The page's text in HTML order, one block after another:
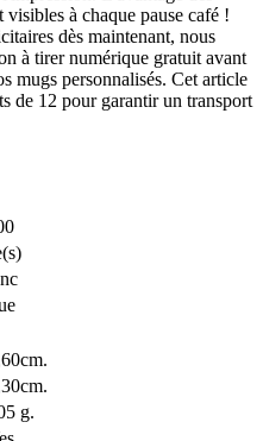
à chaque pause café !
dès maintenant, nous
à tirer numérique gratuit avant
mugs personnalisés. Cet article
de 12 pour garantir un transport
g.